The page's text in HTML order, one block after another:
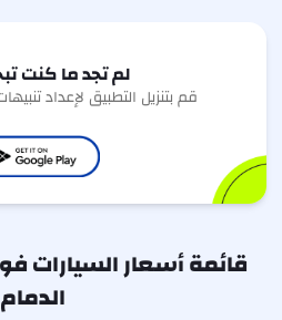
لم تجد ما كنت
قم بتنزيل التطبيق لإعداد
قائمة أسعار السيارات
الدمام